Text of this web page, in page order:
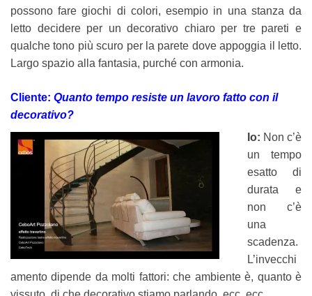
possono fare giochi di colori, esempio in una stanza da
letto decidere per un decorativo chiaro per tre pareti e
qualche tono più scuro per la parete dove appoggia il letto.
Largo spazio alla fantasia, purché con armonia.
Cliente: Quanto tempo resiste un lavoro fatto con il
decorativo?
Io: Non c’è
un tempo
esatto di
durata e
non c’è
una
scadenza.
L’invecchi
amento dipende da molti fattori: che ambiente è, quanto è